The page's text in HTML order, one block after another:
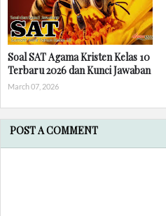
Soal SAT Agama Kristen Kelas 10
Terbaru 2026 dan Kunci Jawaban
March 07, 2026
POST A COMMENT